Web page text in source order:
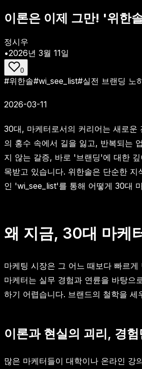
이론은 이제 그만! '위한
정시우
•2026년 3월 11일
0
#위한솔#wi_see_list#실전 브랜딩 노
2026-03-11
30대, 마케터로서의 커리어는 새로운
의 홍수 속에서 길을 잃고, 반복되는
지 않는 갈증, 바로 '브랜딩'에 대한
목받고 있습니다. 위한솔은 단순한
인 'wi_see_list'를 통해 어떻게 30대
왜 지금, 30대 마케
마케팅 시장은 그 어느 때보다 빠르
마케터는 실무 경험과 연륜을 바탕으
하기 어렵습니다. 브랜드의 철학을
이론과 현실의 괴리, 경
많은 마케터들이 대학이나 온라인 강